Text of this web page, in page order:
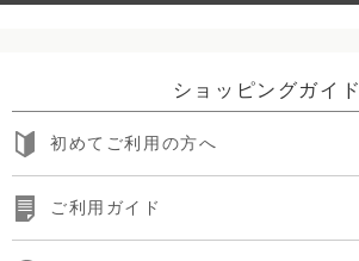
ショッピングガイド
初めてご利用の方へ
ご利用ガイド